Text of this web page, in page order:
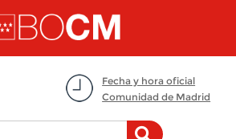
Fecha y hora oficial
Comunidad de Madrid